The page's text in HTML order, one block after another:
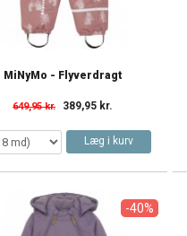
MiNyMo - Flyverdragt
649,95 kr. 389,95 kr.
Læg i kurv
-40%